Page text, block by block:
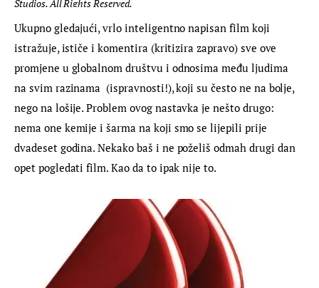
Studios. All Rights Reserved.
Ukupno gledajući, vrlo inteligentno napisan film koji
istražuje, ističe i komentira (kritizira zapravo) sve ove
promjene u globalnom društvu i odnosima među ljudima
na svim razinama  (ispravnosti!), koji su često ne na bolje,
nego na lošije. Problem ovog nastavka je nešto drugo:
nema one kemije i šarma na koji smo se lijepili prije
dvadeset godina. Nekako baš i ne poželiš odmah drugi dan
opet pogledati film. Kao da to ipak nije to.